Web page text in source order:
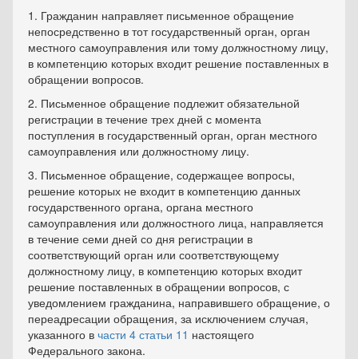
1. Гражданин направляет письменное обращение
непосредственно в тот государственный орган, орган
местного самоуправления или тому должностному лицу,
в компетенцию которых входит решение поставленных в
обращении вопросов.
2. Письменное обращение подлежит обязательной
регистрации в течение трех дней с момента
поступления в государственный орган, орган местного
самоуправления или должностному лицу.
3. Письменное обращение, содержащее вопросы,
решение которых не входит в компетенцию данных
государственного органа, органа местного
самоуправления или должностного лица, направляется
в течение семи дней со дня регистрации в
соответствующий орган или соответствующему
должностному лицу, в компетенцию которых входит
решение поставленных в обращении вопросов, с
уведомлением гражданина, направившего обращение, о
переадресации обращения, за исключением случая,
указанного в части 4 статьи 11 настоящего
Федерального закона.